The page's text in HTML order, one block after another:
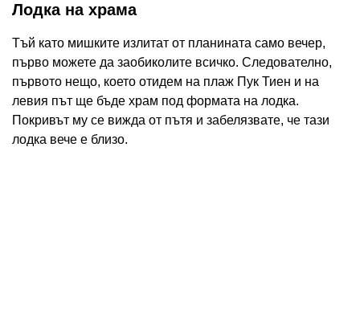
Лодка на храма
Тъй като мишките излитат от планината само вечер,
първо можете да заобиколите всичко. Следователно,
първото нещо, което отидем на плаж Пук Тиен и на
левия път ще бъде храм под формата на лодка.
Покривът му се вижда от пътя и забелязвате, че тази
лодка вече е близо.